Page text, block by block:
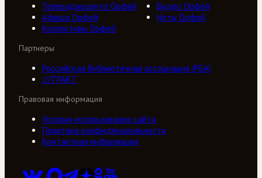
Телерадиоцентр Орфей
Видео Орфей
Афиша Орфей
Ноты Орфей
Коллективы Орфей
Партнеры
Российская библиотечная ассоциация (РБА)
///ТРАКТ
Правовая информация
Условия использования сайта
Политика конфиденциальности
Контактная информация